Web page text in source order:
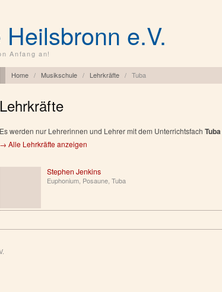
e.V.
Anfang an!
Home / Musikschule / Lehrkräfte / Tuba
Lehrkräfte
Es werden nur Lehrerinnen und Lehrer mit dem UnterrichtsfachTuba
→ Alle Lehrkräfte anzeigen
Stephen Jenkins
Euphonium, Posaune, Tuba